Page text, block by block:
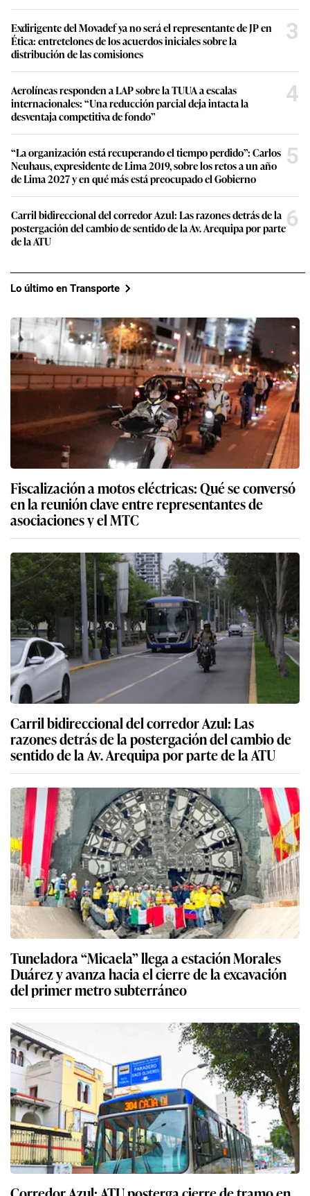
Exdirigente del Movadef ya no será el representante de JP en
Ética: entretelones de los acuerdos iniciales sobre la
distribución de las comisiones
3
Aerolíneas responden a LAP sobre la TUUA a escalas
internacionales: “Una reducción parcial deja intacta la
desventaja competitiva de fondo”
4
“La organización está recuperando el tiempo perdido”: Carlos
Neuhaus, expresidente de Lima 2019, sobre los retos a un año
de Lima 2027 y en qué más está preocupado el Gobierno
5
Carril bidireccional del corredor Azul: Las razones detrás de la
postergación del cambio de sentido de la Av. Arequipa por parte
de la ATU
6
Lo último en Transporte
Fiscalización a motos eléctricas: Qué se conversó
en la reunión clave entre representantes de
asociaciones y el MTC
Carril bidireccional del corredor Azul: Las
razones detrás de la postergación del cambio de
sentido de la Av. Arequipa por parte de la ATU
Tuneladora “Micaela” llega a estación Morales
Duárez y avanza hacia el cierre de la excavación
del primer metro subterráneo